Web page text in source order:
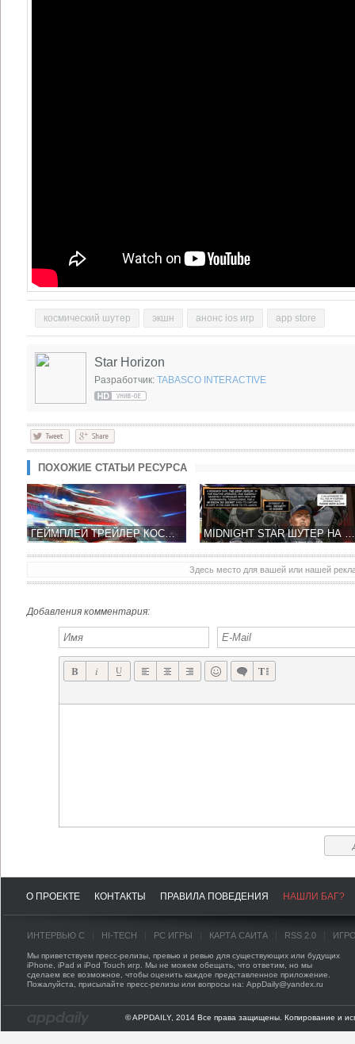
космический шутер экшн анонс ios игр app store
Star Horizon
Разработчик: TABASCO INTERACTIVE
ПОХОЖИЕ СТАТЬИ РЕСУРСА
ГЕЙМПЛЕЙ ТРЕЙЛЕР КОСМИЧЕСКОГО ШУТЕРА STAR HORIZON MIDNIGHT STAR ШУТЕР НА ОСНОВЕ ИНТЕРАКТИВНОГО КОМИКСА
Здесь место для вашей или нашей
Добавления комментария:
О ПРОЕКТЕ КОНТАКТЫ ПРАВИЛА ПОВЕДЕНИЯ НАШЛИ БАГ?
ИНТЕРВЬЮ С HI-TECH PC ИГРЫ КАРТА САЙТА RSS 2.0
Мы приветствуем пресс-релизы, превью и ревью для существующих или будущих
iPhone, iPad и iPod Touch игр. Мы не можем обещать, что ответим, но мы
сделаем все возможное, чтобы оценить каждое представленное приложение.
Пожалуйста, присылайте пресс-релизы или вопросы на: AppDaily@yandex.ru
© APPDAILY, 2014 Все права защищены. Копирование и